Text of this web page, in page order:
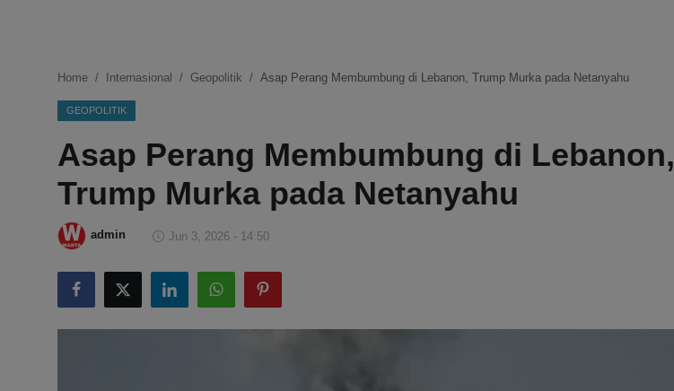
Ekonomi
Internasional
Teknologi
Hiburan
Kesehatan
Home Internasional Geopolitik Asap Perang Membumbung di Lebanon, Trump Murka pada Netanyahu
GEOPOLITIK
Asap Perang Membumbung di Lebanon,
Trump Murka pada Netanyahu
admin Jun 3, 2026 - 14:50